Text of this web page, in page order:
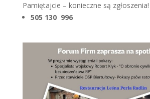
Pamiętajcie – konieczne są zgłoszenia!
505 130 996